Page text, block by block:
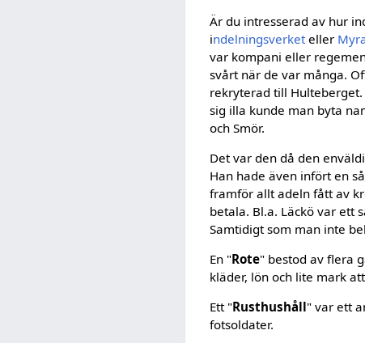
Är du intresserad av hur
indelningsverket eller
var kompani eller
svårt när de var många.
rekryterad till
sig illa kunde man byta
och Smör.
Det var den då den
Han hade även infört en
framför allt adeln fått av
betala. Bl.a. Läckö var ett
Samtidigt som man inte
En "Rote" bestod av flera
kläder, lön och lite mark
Ett "Rusthushåll" var ett
fotsoldater.